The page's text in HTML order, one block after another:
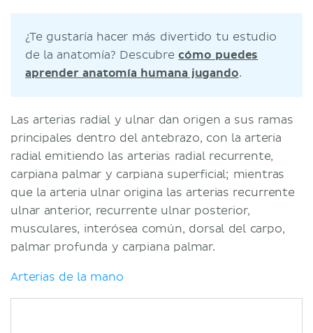
¿Te gustaría hacer más divertido tu estudio
de la anatomía? Descubrecómo puedes
aprender anatomía humana jugando.
Las arterias radial y ulnar dan origen a sus ramas
principales dentro del antebrazo, con la arteria
radial emitiendo las arterias radial recurrente,
carpiana palmar y carpiana superficial; mientras
que la arteria ulnar origina las arterias recurrente
ulnar anterior, recurrente ulnar posterior,
musculares, interósea común, dorsal del carpo,
palmar profunda y carpiana palmar.
Arterias de la mano